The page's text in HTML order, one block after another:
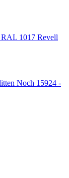
Revell
Noch 15924 -